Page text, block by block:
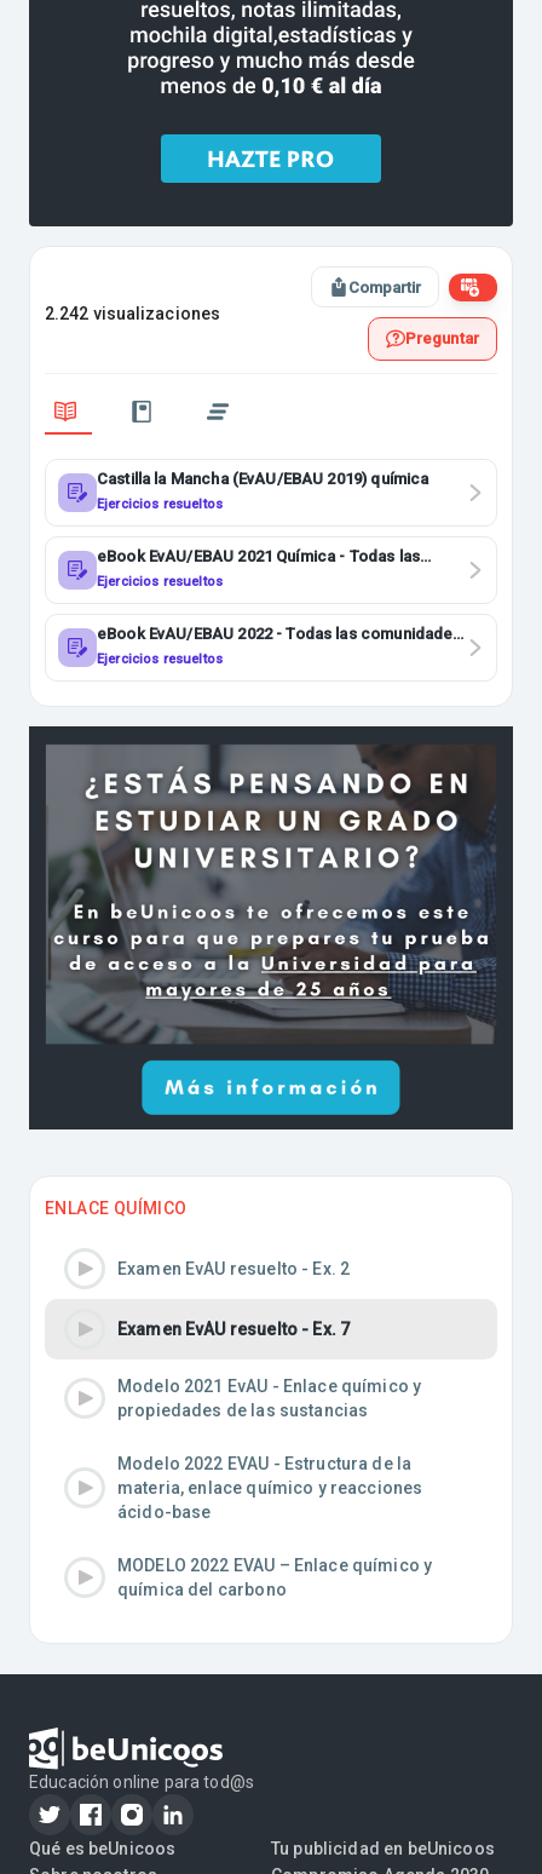
2.242 visualizaciones
Compartir
Preguntar
Castilla la Mancha (EvAU/EBAU 2019) química
Ejercicios resueltos
eBook EvAU/EBAU 2021 Química - Todas las
comunidades
Ejercicios resueltos
eBook EvAU/EBAU 2022 - Todas las comunidades
química
Ejercicios resueltos
ENLACE QUÍMICO
Examen EvAU resuelto - Ex. 2
Examen EvAU resuelto - Ex. 7
Modelo 2021 EvAU - Enlace químico y
propiedades de las sustancias
Modelo 2022 EVAU - Estructura de la
materia, enlace químico y reacciones
ácido-base
MODELO 2022 EVAU – Enlace químico y
química del carbono
Educación online para tod@s
Qué es beUnicoos
Tu publicidad en beUnicoos